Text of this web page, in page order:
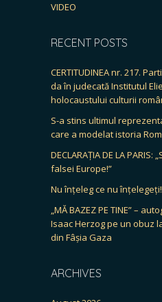
VIDEO
RECENT POSTS
CERTITUDINEA nr. 217.
da în judecată Institutul
holocaustului culturii
S-a stins ultimul
care a modelat istoria
DECLARAȚIA DE LA
falsei Europe!”
Nu înțeleg ce nu înțelegeți!
„MĂ BAZEZ PE TINE” –
Isaac Herzog pe un obuz
din Fâșia Gaza
ARCHIVES